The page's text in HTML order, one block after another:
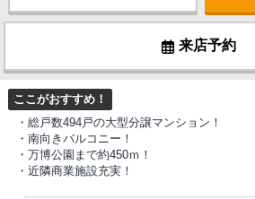
来店予約
ここがおすすめ！
・総戸数494戸の大型分譲マンション！
・南向きバルコニー！
・万博公園まで約450ｍ！
・近隣商業施設充実！